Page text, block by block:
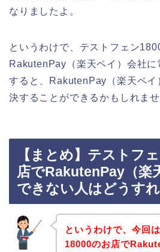
なりましたよ。
というわけで、テストフェン
RakutenPay（楽天ペイ）会社に
すると、RakutenPay（楽天ペイ
決することができるかもしれませ
【まとめ】テストフ
店でRakutenPay（楽
できない人はどうす
というわけで、今回
18000のお店で